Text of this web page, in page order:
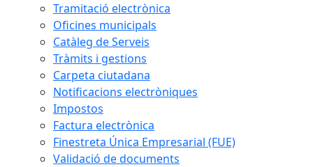
Tramitació electrònica
Oficines municipals
Catàleg de Serveis
Tràmits i gestions
Carpeta ciutadana
Notificacions electròniques
Impostos
Factura electrònica
Finestreta Única Empresarial (FUE)
Validació de documents